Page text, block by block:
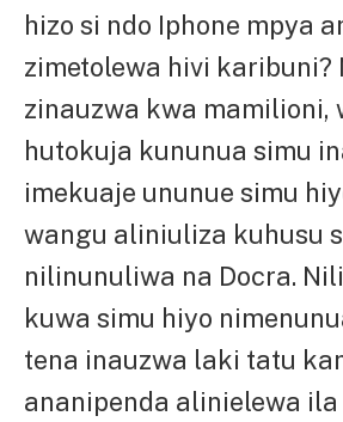
hizo si ndo Iphone mpya
zimetolewa hivi karibuni?
zinauzwa kwa mamilioni,
hutokuja kununua simu
imekuaje ununue simu
wangu aliniuliza kuhusu
nilinunuliwa na Docra.
kuwa simu hiyo
tena inauzwa laki tatu
ananipenda alinielewa